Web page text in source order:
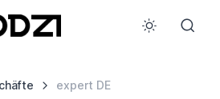
expert DE